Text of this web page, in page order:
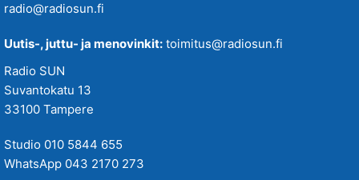
radio@radiosun.fi
Uutis-, juttu- ja menovinkit: toimitus@radiosun.fi
Radio SUN
Suvantokatu 13
33100 Tampere
Studio 010 5844 655
WhatsApp 043 2170 273